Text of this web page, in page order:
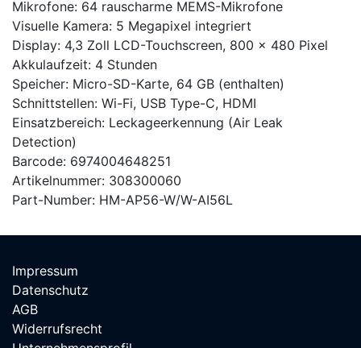
Mikrofone: 64 rauscharme MEMS-Mikrofone
Visuelle Kamera: 5 Megapixel integriert
Display: 4,3 Zoll LCD-Touchscreen, 800 x 480 Pixel
Akkulaufzeit: 4 Stunden
Speicher: Micro-SD-Karte, 64 GB (enthalten)
Schnittstellen: Wi-Fi, USB Type-C, HDMI
Einsatzbereich: Leckageerkennung (Air Leak
Detection)
Barcode: 6974004648251
Artikelnummer: 308300060
Part-Number: HM-AP56-W/W-AI56L
Impressum
Datenschutz
AGB
Widerrufsrecht